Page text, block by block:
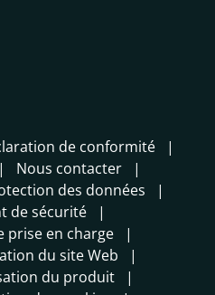
de conformité
Nous contacter
des données
de sécurité
prise en charge
du site Web
du produit